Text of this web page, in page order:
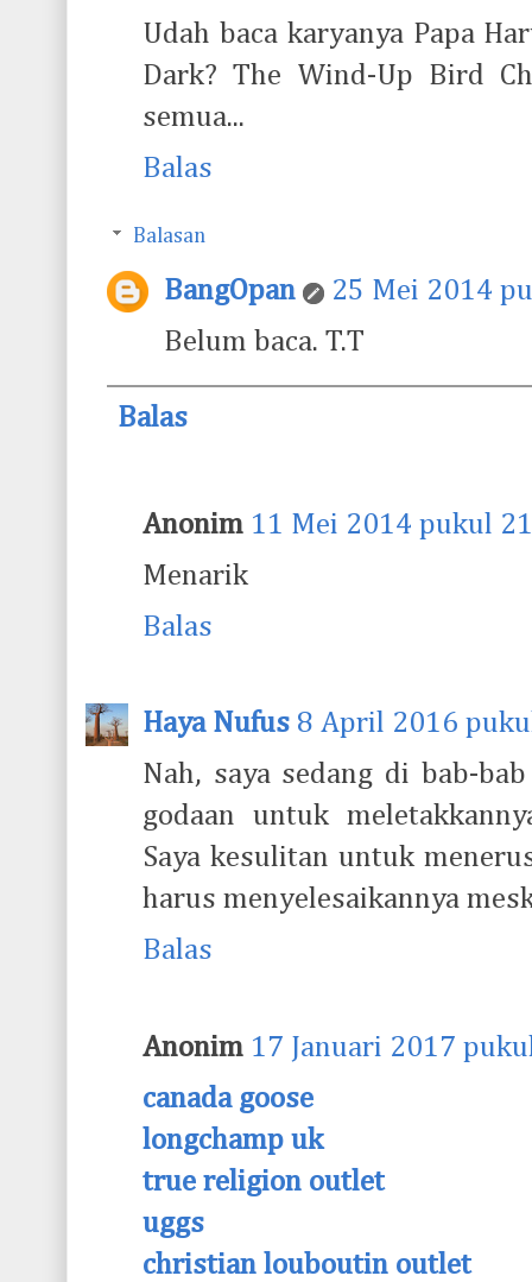
Udah baca karyanya Papa
Dark? The Wind-Up Bird
semua...
Balas
Balasan
BangOpan
25 Mei 2014
Belum baca. T.T
Balas
Anonim 11 Mei 2014 pukul
Menarik
Balas
Haya Nufus 8 April 2016
Nah, saya sedang di bab-
godaan untuk
Saya kesulitan untuk
harus menyelesaikannya
Balas
Anonim 17 Januari 2017
canada goose
longchamp uk
true religion outlet
uggs
christian louboutin outlet